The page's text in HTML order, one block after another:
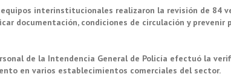
interinstitucionales realizaron la revisión de 84
documentación, condiciones de circulación y prevenir
de la Intendencia General de Policía efectuó la
en varios establecimientos comerciales del sector.